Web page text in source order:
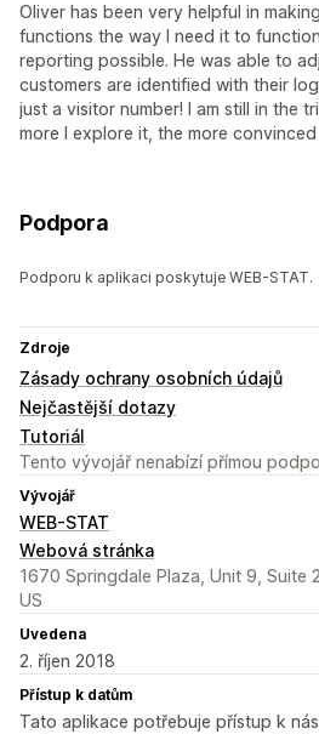
Oliver has been very helpful in
functions the way I need it to
reporting possible. He was able to
customers are identified with their
just a visitor number! I am still in the
more I explore it, the more
Podpora
Podporu k aplikaci poskytuje WEB-STAT.
Zdroje
Zásady ochrany osobních údajů
Nejčastější dotazy
Tutoriál
Tento vývojář nenabízí přímou
Vývojář
WEB-STAT
Webová stránka
1670 Springdale Plaza, Unit 9, Suite
US
Uvedena
2. říjen 2018
Přístup k datům
Tato aplikace potřebuje přístup k